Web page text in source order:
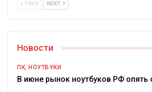
PREV NEXT
Новости
ПК, НОУТБУКИ
В июне рынок ноутбуков РФ опять